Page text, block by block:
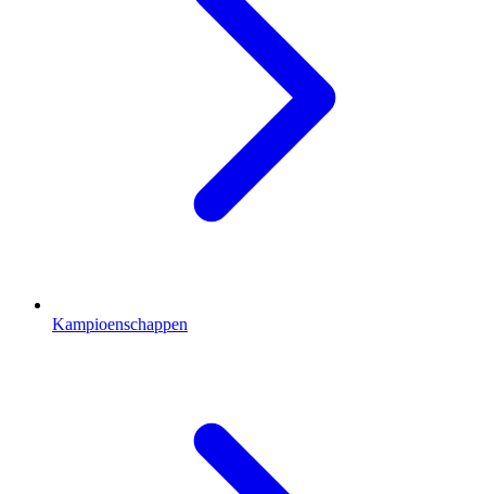
Kampioenschappen